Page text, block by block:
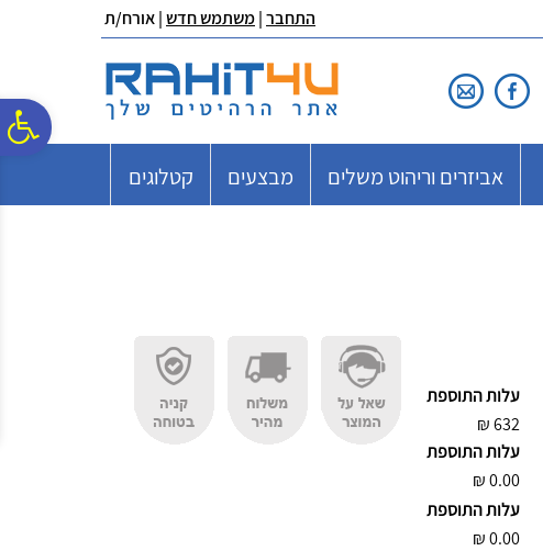
נגישות
אתר
המרכזי
התחבר|משתמש חדש| אורח/ת
אביזרים וריהוט משלים מבצעים קטלוגים
עלות התוספת
632
₪
עלות התוספת
0.00
₪
עלות התוספת
0.00
₪